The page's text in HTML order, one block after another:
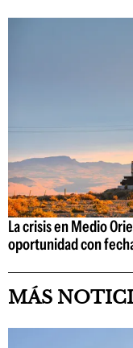
La crisis en Medio
oportunidad con
MÁS